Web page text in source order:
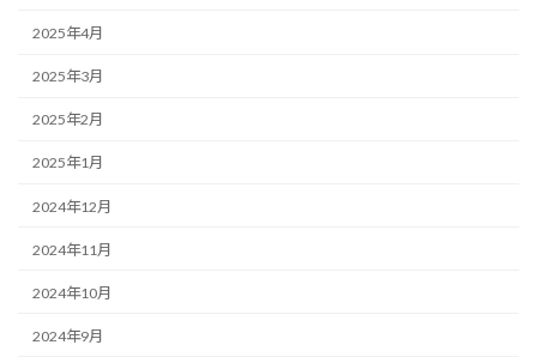
2025年4月
2025年3月
2025年2月
2025年1月
2024年12月
2024年11月
2024年10月
2024年9月